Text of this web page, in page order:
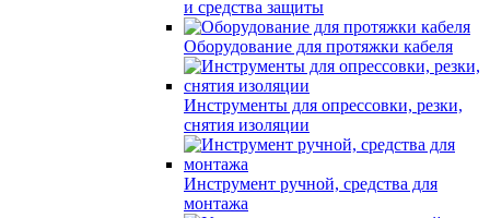
и средства защиты
Оборудование для протяжки кабеля
Инструменты для опрессовки, резки,
снятия изоляции
Инструмент ручной, средства для
монтажа